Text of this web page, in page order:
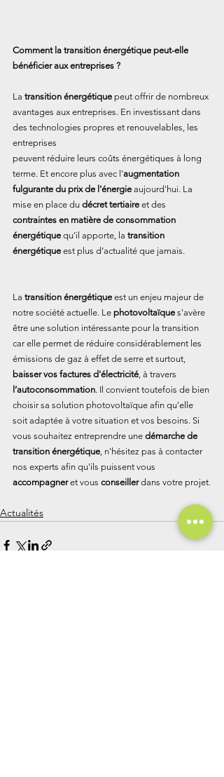
Comment la transition énergétique peut-elle
bénéficier aux entreprises ?
La transition énergétique peut offrir de nombreux
avantages aux entreprises. En investissant dans
des technologies propres et renouvelables, les
entreprises
peuvent réduire leurs coûts énergétiques à long
terme. Et encore plus avec l'augmentation
fulgurante du prix de l'énergie aujourd'hui. La
mise en place du décret tertiaire et des
contraintes en matière de consommation
énergétique qu’il apporte, la transition
énergétique est plus d’actualité que jamais.
La transition énergétique est un enjeu majeur de
notre société actuelle. Le photovoltaïque s'avère
être une solution intéressante pour la transition
car elle permet de réduire considérablement les
émissions de gaz à effet de serre et surtout,
baisser vos factures d'électricité, à travers
l’autoconsommation. Il convient toutefois de bien
choisir sa solution photovoltaïque afin qu'elle
soit adaptée à votre situation et vos besoins. Si
vous souhaitez entreprendre une démarche de
transition énergétique, n'hésitez pas à contacter
nos experts afin qu'ils puissent vous
accompagner et vous conseiller dans votre projet.
Actualités